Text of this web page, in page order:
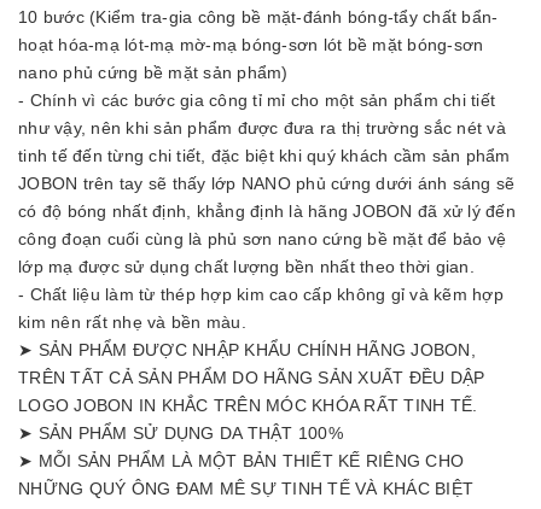
10 bước (Kiểm tra-gia công bề mặt-đánh bóng-tẩy chất bẩn-
hoạt hóa-mạ lót-mạ mờ-mạ bóng-sơn lót bề mặt bóng-sơn
nano phủ cứng bề mặt sản phẩm)
- Chính vì các bước gia công tỉ mỉ cho một sản phẩm chi tiết
như vậy, nên khi sản phẩm được đưa ra thị trường sắc nét và
tinh tế đến từng chi tiết, đặc biệt khi quý khách cầm sản phẩm
JOBON trên tay sẽ thấy lớp NANO phủ cứng dưới ánh sáng sẽ
có độ bóng nhất định, khẳng định là hãng JOBON đã xử lý đến
công đoạn cuối cùng là phủ sơn nano cứng bề mặt để bảo vệ
lớp mạ được sử dụng chất lượng bền nhất theo thời gian.
- Chất liệu làm từ thép hợp kim cao cấp không gỉ và kẽm hợp
kim nên rất nhẹ và bền màu.
➤ SẢN PHẨM ĐƯỢC NHẬP KHẨU CHÍNH HÃNG JOBON,
TRÊN TẤT CẢ SẢN PHẨM DO HÃNG SẢN XUẤT ĐỀU DẬP
LOGO JOBON IN KHẮC TRÊN MÓC KHÓA RẤT TINH TẾ.
➤ SẢN PHẨM SỬ DỤNG DA THẬT 100%
➤ MỖI SẢN PHẨM LÀ MỘT BẢN THIẾT KẾ RIÊNG CHO
NHỮNG QUÝ ÔNG ĐAM MÊ SỰ TINH TẾ VÀ KHÁC BIỆT